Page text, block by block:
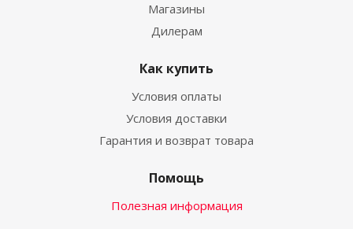
Магазины
Дилерам
Как купить
Условия оплаты
Условия доставки
Гарантия и возврат товара
Помощь
Полезная информация